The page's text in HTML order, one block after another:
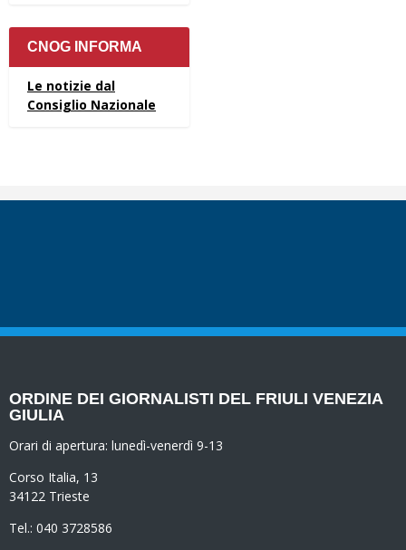
CNOG INFORMA
Le notizie dal
Consiglio Nazionale
ORDINE DEI GIORNALISTI DEL FRIULI VENEZIA
GIULIA
Orari di apertura: lunedì-venerdì 9-13
Corso Italia, 13
34122 Trieste
Tel.: 040 3728586